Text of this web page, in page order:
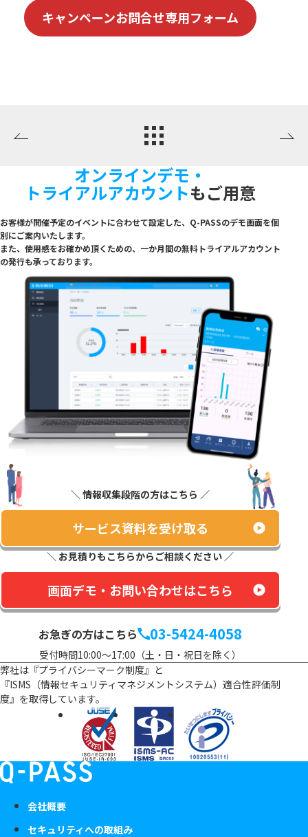
キャンペーンお問合せ専用フォーム
オンラインデモ・
トライアルアカウントもご用意
お客様が開催予定のイベントに合わせて設定した、Q-PASSのデモ画面を個
別にご案内いたします。
また、使用感をお確かめ頂くための、一か月間の無料トライアルアカウント
の発行も承っており ます。
＼ 情報収集段階の方はこちら ／
サービス資料を受け取る
＼ お見積りもこちらからご相談ください ／
画面デモ・お問い合わせはこちら
お急ぎの方はこちら 03-5424-4058
受付時間10:00～17:00（土・日・祝日を除く）
弊社は『プライバシーマーク制度』と
『ISMS（情報セキュリティマネジメントシステム）適合性評価制
度』を取得しています。
会社概要
セキュリティへの取組み